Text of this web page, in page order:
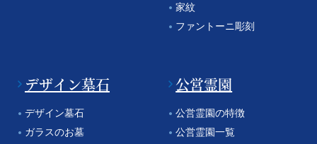
家紋
ファントーニ彫刻
デザイン墓石
デザイン墓石
ガラスのお墓
公営霊園
公営霊園の特徴
公営霊園一覧